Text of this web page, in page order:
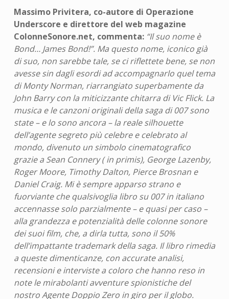
Massimo Privitera, co-autore di Operazione
Underscore e direttore del web magazine
ColonneSonore.net, commenta: “Il suo nome è
Bond… James Bond!”. Ma questo nome, iconico già
di suo, non sarebbe tale, se ci riflettete bene, se non
avesse sin dagli esordi ad accompagnarlo quel tema
di Monty Norman, riarrangiato superbamente da
John Barry con la miticizzante chitarra di Vic Flick. La
musica e le canzoni originali della saga di 007 sono
state – e lo sono ancora – la reale silhouette
dell’agente segreto più celebre e celebrato al
mondo, divenuto un simbolo cinematografico
grazie a Sean Connery ( in primis), George Lazenby,
Roger Moore, Timothy Dalton, Pierce Brosnan e
Daniel Craig. Mi è sempre apparso strano e
fuorviante che qualsivoglia libro su 007 in italiano
accennasse solo parzialmente – e quasi per caso –
alla grandezza e potenzialità delle colonne sonore
dei suoi film, che, a dirla tutta, sono il 50%
dell’impattante trademark della saga. Il libro rimedia
a queste dimenticanze, con accurate analisi,
recensioni e interviste a coloro che hanno reso in
note le mirabolanti avventure spionistiche del
nostro Agente Doppio Zero in giro per il globo.